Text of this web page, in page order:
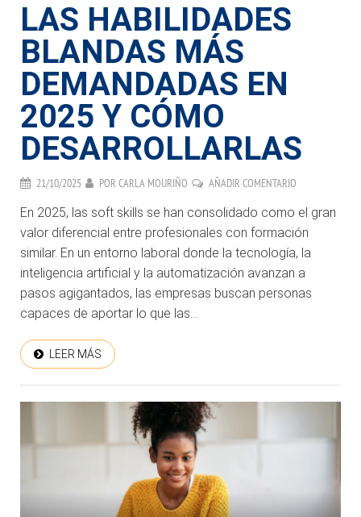
LAS HABILIDADES
BLANDAS MÁS
DEMANDADAS EN
2025 Y CÓMO
DESARROLLARLAS
21/10/2025 POR CARLA MOURIÑO AÑADIR COMENTARIO
En 2025, las soft skills se han consolidado como el gran
valor diferencial entre profesionales con formación
similar. En un entorno laboral donde la tecnología, la
inteligencia artificial y la automatización avanzan a
pasos agigantados, las empresas buscan personas
capaces de aportar lo que las...
LEER MÁS